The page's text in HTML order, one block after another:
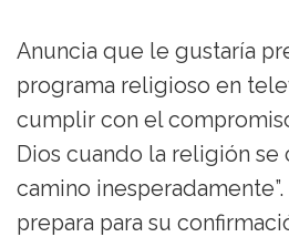
Anuncia que le gustaría
programa religioso en
cumplir con el
Dios cuando la religión se
camino
prepara para su